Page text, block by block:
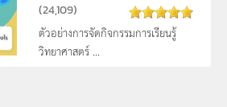
(24,109)
ตัวอย่างการจัดกิจกรรมการเรียนรู้
วิทยาศาสตร์ ...